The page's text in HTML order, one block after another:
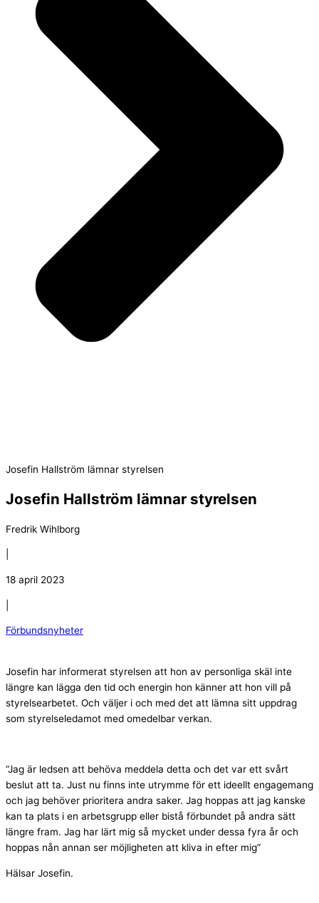
Josefin Hallström lämnar styrelsen
Josefin Hallström lämnar styrelsen
Fredrik Wihlborg
18 april 2023
Förbundsnyheter
Josefin har informerat styrelsen att hon av personliga skäl inte
längre kan lägga den tid och energin hon känner att hon vill på
styrelsearbetet. Och väljer i och med det att lämna sitt uppdrag
som styrelseledamot med omedelbar verkan.
“Jag är ledsen att behöva meddela detta och det var ett svårt
beslut att ta. Just nu finns inte utrymme för ett ideellt engagemang
och jag behöver prioritera andra saker. Jag hoppas att jag kanske
kan ta plats i en arbetsgrupp eller bistå förbundet på andra sätt
längre fram. Jag har lärt mig så mycket under dessa fyra år och
hoppas nån annan ser möjligheten att kliva in efter mig”
Hälsar Josefin.